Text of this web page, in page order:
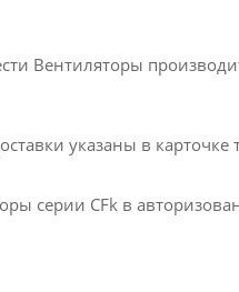
Вентиляторы
указаны в
серии CFk в